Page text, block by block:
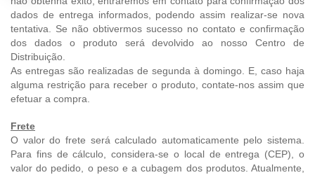
dados de entrega informados, podendo assim realizar-se nova
tentativa. Se não obtivermos sucesso no contato e confirmação
dos dados o produto será devolvido ao nosso Centro de
Distribuição.
As entregas são realizadas de segunda à domingo. E, caso haja
alguma restrição para receber o produto, contate-nos assim que
efetuar a compra.
Frete
O valor do frete será calculado automaticamente pelo sistema.
Para fins de cálculo, considera-se o local de entrega (CEP), o
valor do pedido, o peso e a cubagem dos produtos. Atualmente,